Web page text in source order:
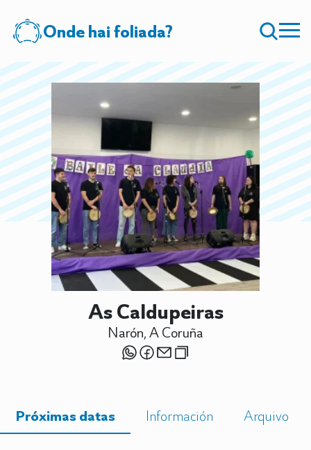
Onde hai foliada?
As Caldupeiras
Narón, A Coruña
Próximas datas Información Arquivo